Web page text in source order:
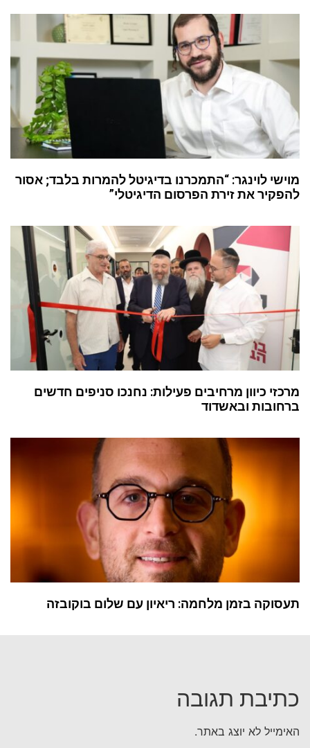
מוישי לוינגר: “התמכרנו בדיגיטל להמרות בלבד; אסור
להפקיר את זירת הפרסום הדיגיטלי”
מרכזי כיוון מרחיבים פעילות: נחנכו סניפים חדשים
ברחובות ובאשדוד
תעסוקה בזמן מלחמה: ריאיון עם שלום בוקובזה
כתיבת תגובה
האימייל לא יוצג באתר.